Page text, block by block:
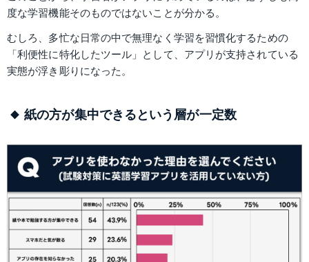
度な学習機能そのものではないことが分かる。
むしろ、多忙な日常の中で無理なく学習を習慣化するための
「利便性に特化したツール」として、アプリが支持されている
実態が浮き彫りになった。
紙の方が集中できるという層が一定数